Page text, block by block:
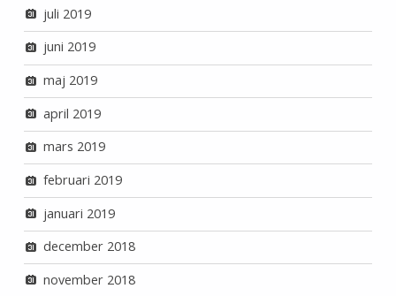
juli 2019
juni 2019
maj 2019
april 2019
mars 2019
februari 2019
januari 2019
december 2018
november 2018